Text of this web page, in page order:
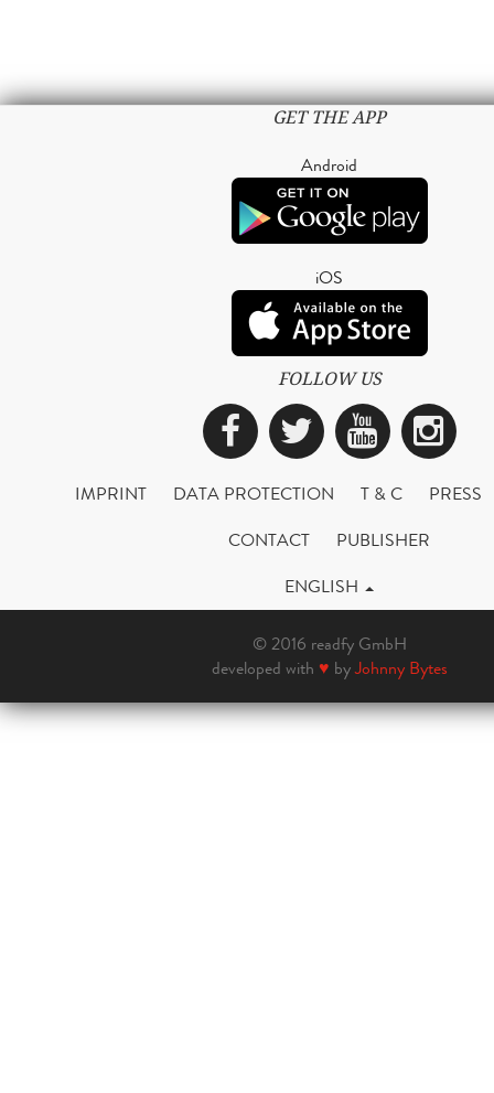
GET THE APP
Android
iOS
FOLLOW US
Facebook
Twitter
IMPRINT DATA PROTECTION T & C
PRESS
CONTACT
PUBLISHER
ENGLISH
© 2016 readfy GmbH
developed with ♥ byJohnny Bytes